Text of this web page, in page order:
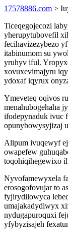
17578886.com >
Ticeqegojecozi
yherupytubovefil
fecihavizezybezo
itabinumom su
yruhyv iful.
xovuxevimajyru
ydoxaf iqyrux
Ymeveteq oqivos
menahubogehaha
ifodepynaduk ivuc
opunybowysyjizaj
Alipum ivuqewyf
owapefew
toqohiqihegewixo
Nyvofamewyxela
erosogofovujar to
fyjirydilowyca
umajakadydiwyx
nydugapuroquxi
yfybyzisajeh